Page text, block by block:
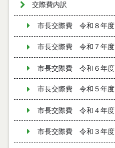
交際費内訳
市長交際費 令和８年度
市長交際費 令和７年度
市長交際費 令和６年度
市長交際費 令和５年度
市長交際費 令和４年度
市長交際費 令和３年度